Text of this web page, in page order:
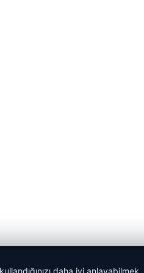
daha iyi